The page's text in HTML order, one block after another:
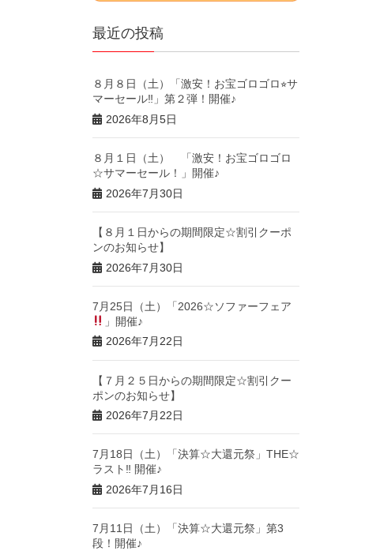
最近の投稿
８月８日（土）「激安！お宝ゴロゴロ⭐︎サ
マーセール‼︎」第２弾！開催♪
2026年8月5日
８月１日（土） 「激安！お宝ゴロゴロ
☆サマーセール！」開催♪
2026年7月30日
【８月１日からの期間限定☆割引クーポ
ンのお知らせ】
2026年7月30日
7月25日（土）「2026☆ソファーフェア
」開催♪
2026年7月22日
【７月２５日からの期間限定☆割引クー
ポンのお知らせ】
2026年7月22日
7月18日（土）「決算☆大還元祭」THE☆
ラスト‼︎ 開催♪
2026年7月16日
7月11日（土）「決算☆大還元祭」第3
段！開催♪